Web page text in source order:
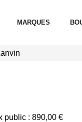
MARQUES
public : 890,00 €